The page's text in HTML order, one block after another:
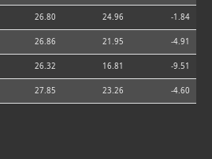
26.80 24.96 -1.84
26.86 21.95 -4.91
26.32 16.81 -9.51
27.85 23.26 -4.60